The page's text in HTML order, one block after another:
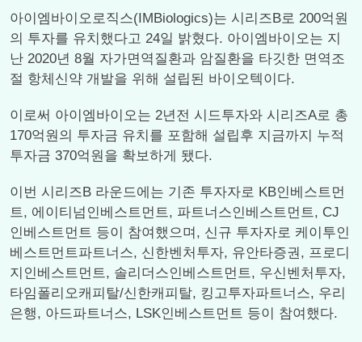
아이엠바이오로직스(IMBiologics)는 시리즈B로 200억원
의 투자를 유치했다고 24일 밝혔다. 아이엠바이오는 지
난 2020년 8월 자가면역질환과 암질환을 타깃한 면역조
절 항체신약 개발을 위해 설립된 바이오텍이다.
이로써 아이엠바이오는 2년전 시드투자와 시리즈A로 총
170억원의 투자금 유치를 포함해 설립후 지금까지 누적
투자금 370억원을 확보하게 됐다.
이번 시리즈B 라운드에는 기존 투자자로 KB인베스트먼
트, 에이티넘인베스트먼트, 파트너스인베스트먼트, CJ
인베스트먼트 등이 참여했으며, 신규 투자자로 케이투인
베스트먼트파트너스, 신한벤처투자, 유안타증권, 프로디
지인베스트먼트, 솔리더스인베스트먼트, 우신벤처투자,
타임폴리오캐피탈/신한캐피탈, 킹고투자파트너스, 우리
은행, 아드파트너스, LSK인베스트먼트 등이 참여했다.